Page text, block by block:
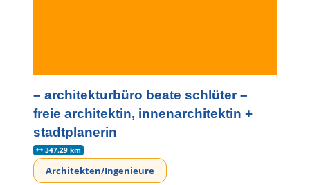
– architekturbüro beate schlüter –
freie architektin, innenarchitektin +
stadtplanerin
347.29 km
Architekten/Ingenieure